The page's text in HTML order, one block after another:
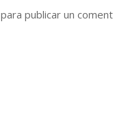
para publicar un